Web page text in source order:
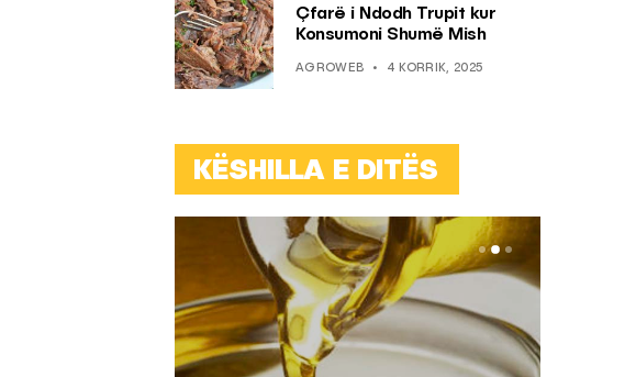
Çfarë i Ndodh Trupit kur
Konsumoni Shumë Mish
AGROWEB 4 KORRIK, 2025
KËSHILLA E DITËS